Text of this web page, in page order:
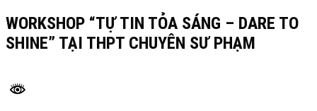
WORKSHOP “TỰ TIN TỎA SÁNG – DARE TO
SHINE” TẠI THPT CHUYÊN SƯ PHẠM